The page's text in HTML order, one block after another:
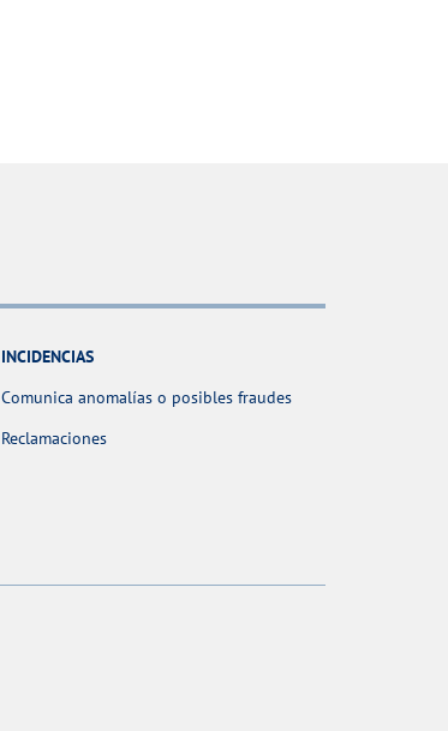
INCIDENCIAS
Comunica anomalías o posibles fraudes
Reclamaciones